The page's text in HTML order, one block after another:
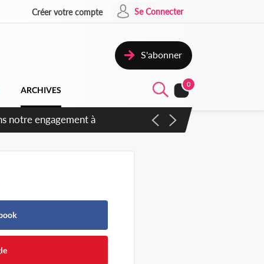
Créer votre compte Se Connecter
S'abonner
ARCHIVES
0
un exclu